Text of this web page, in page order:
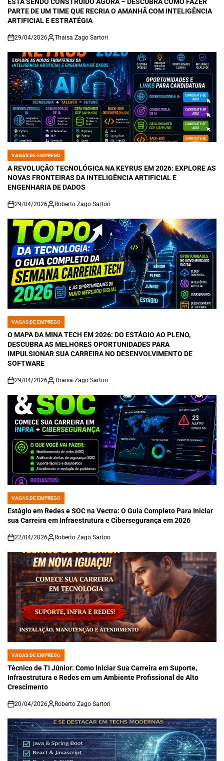
ESTÁ SENDO CONSTRUÍDO AGORA – DESCUBRA COMO FAZER
PARTE DE UM TIME QUE RECRIA O AMANHÃ COM INTELIGÊNCIA
ARTIFICIAL E ESTRATÉGIA
on
29/04/2026 Thaisa Zago Sartori
POSTED
IN
VAGAS DE EMPREGO
A REVOLUÇÃO TECNOLÓGICA NA KEYRUS EM 2026: EXPLORE AS
NOVAS FRONTEIRAS DA INTELIGÊNCIA ARTIFICIAL E
ENGENHARIA DE DADOS
on
29/04/2026 Roberto Zago Sartori
POSTED
IN
VAGAS DE EMPREGO
O MAPA DA MINA TECH EM 2026: DO ESTÁGIO AO PLENO,
DESCUBRA AS MELHORES OPORTUNIDADES PARA
IMPULSIONAR SUA CARREIRA NO DESENVOLVIMENTO DE
SOFTWARE
on
29/04/2026 Thaisa Zago Sartori
POSTED
IN
VAGAS DE EMPREGO
Estágio em Redes e SOC na Vectra: O Guia Completo Para Iniciar
sua Carreira em Infraestrutura e Cibersegurança em 2026
on
22/04/2026 Roberto Zago Sartori
POSTED
IN
VAGAS DE EMPREGO
Técnico de TI Júnior: Como Iniciar Sua Carreira em Suporte,
Infraestrutura e Redes em um Ambiente Profissional de Alto
Crescimento
on
20/04/2026 Roberto Zago Sartori